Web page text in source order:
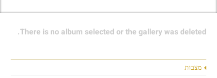
מצבות
There is no album selected or the gallery was deleted.